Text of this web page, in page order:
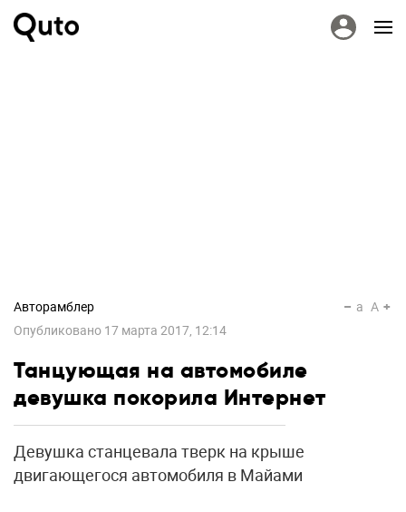
Авторамблер
Опубликовано 17 марта 2017, 12:14
a A
Танцующая на автомобиле
девушка покорила Интернет
Девушка станцевала тверк на крыше
двигающегося автомобиля в Майами